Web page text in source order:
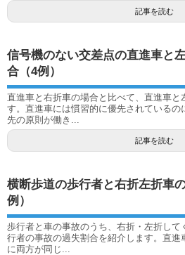
記事を読む
信号機のない交差点の直進車と
合（4例）
直進車と右折車の場合と比べて、直進車と
す。直進車には慣習的に優先されている
先の原則が働き...
記事を読む
横断歩道の歩行者と右折左折車
例）
歩行者と車の事故のうち、右折・左折し
行者の事故の過失割合を紹介します。直進
に両方が同じ...